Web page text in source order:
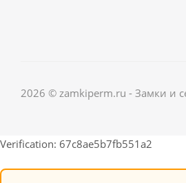
2026 © zamkiperm.ru - Замки и
Verification: 67c8ae5b7fb551a2